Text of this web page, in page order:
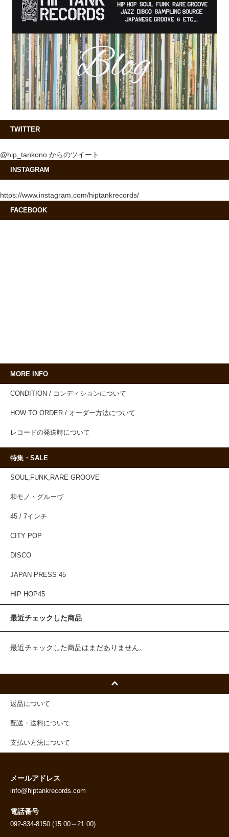
TWITTER
@hip_tankono からのツイート
INSTAGRAM
https://www.instagram.com/hiptankrecords/
FACEBOOK
MORE INFO
CONDITION / コンディションについて
HOW TO ORDER / オーダー方法について
レコードの発送時について
特集・SALE
SOUL,FUNK,RARE GROOVE
和モノ・グルーヴ
45 / 7インチ
CITY POP
DISCO
JAPAN PRESS 45
HIP HOP45
最近チェックした商品
最近チェックした商品はまだありません。
返品について
配送・送料について
支払い方法について
メールアドレス
info@hiptankrecords.com
電話番号
092-834-8150 (15:00～21:00)